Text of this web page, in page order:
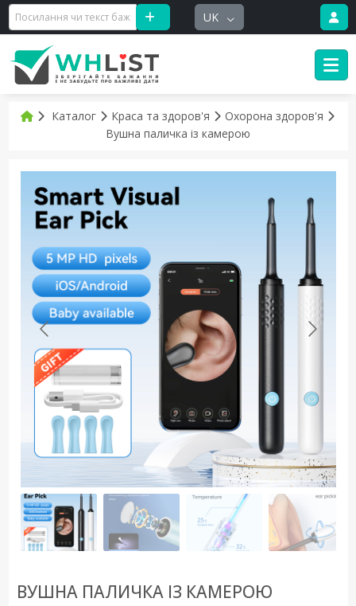
UK
Каталог Краса та здоров'я
Охорона здоров'я
Вушна паличка із камерою
ВУШНА ПАЛИЧКА ІЗ КАМЕРОЮ